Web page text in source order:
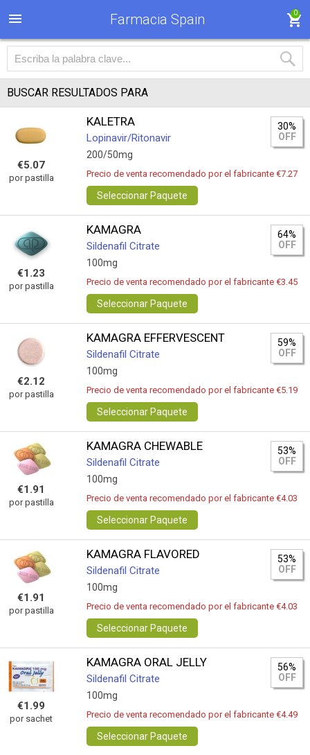
Farmacia Spain 0
BUSCAR RESULTADOS PARA
€5.07
por pastilla
KALETRA
Lopinavir/Ritonavir
200/50mg
30%
OFF
Precio de venta recomendado por el fabricante €7.27
Seleccionar Paquete
€1.23
por pastilla
KAMAGRA
Sildenafil Citrate
100mg
64%
OFF
Precio de venta recomendado por el fabricante €3.45
Seleccionar Paquete
€2.12
por pastilla
KAMAGRA EFFERVESCENT
Sildenafil Citrate
100mg
59%
OFF
Precio de venta recomendado por el fabricante €5.19
Seleccionar Paquete
€1.91
por pastilla
KAMAGRA CHEWABLE
Sildenafil Citrate
100mg
53%
OFF
Precio de venta recomendado por el fabricante €4.03
Seleccionar Paquete
€1.91
por pastilla
KAMAGRA FLAVORED
Sildenafil Citrate
100mg
53%
OFF
Precio de venta recomendado por el fabricante €4.03
Seleccionar Paquete
€1.99
por sachet
KAMAGRA ORAL JELLY
Sildenafil Citrate
100mg
56%
OFF
Precio de venta recomendado por el fabricante €4.49
Seleccionar Paquete